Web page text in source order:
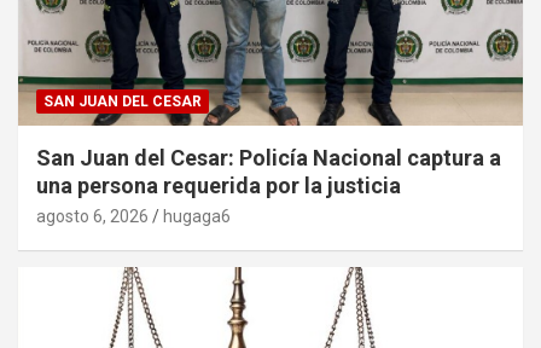
SAN JUAN DEL CESAR
San Juan del Cesar: Policía Nacional captura a
una persona requerida por la justicia
agosto 6, 2026 hugaga6